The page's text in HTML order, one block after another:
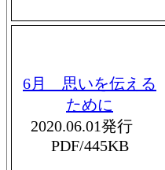
6月 思いを伝える
ために
2020.06.01発行
PDF/445KB